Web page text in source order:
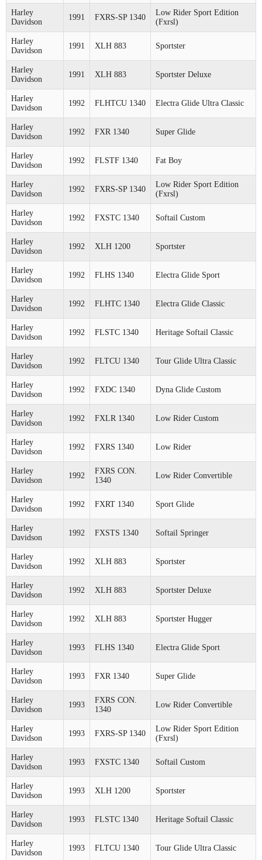
Harley
Davidson
1991 FXRS-SP 1340
Low Rider Sport Edition
(Fxrsl)
Harley
Davidson
1991 XLH 883 Sportster
Harley
Davidson
1991 XLH 883 Sportster Deluxe
Harley
Davidson
1992 FLHTCU 1340 Electra Glide Ultra Classic
Harley
Davidson
1992 FXR 1340 Super Glide
Harley
Davidson
1992 FLSTF 1340 Fat Boy
Harley
Davidson
1992 FXRS-SP 1340
Low Rider Sport Edition
(Fxrsl)
Harley
Davidson
1992 FXSTC 1340 Softail Custom
Harley
Davidson
1992 XLH 1200 Sportster
Harley
Davidson
1992 FLHS 1340 Electra Glide Sport
Harley
Davidson
1992 FLHTC 1340 Electra Glide Classic
Harley
Davidson
1992 FLSTC 1340 Heritage Softail Classic
Harley
Davidson
1992 FLTCU 1340 Tour Glide Ultra Classic
Harley
Davidson
1992 FXDC 1340 Dyna Glide Custom
Harley
Davidson
1992 FXLR 1340 Low Rider Custom
Harley
Davidson
1992 FXRS 1340 Low Rider
Harley
Davidson
1992
FXRS CON.
1340
Low Rider Convertible
Harley
Davidson
1992 FXRT 1340 Sport Glide
Harley
Davidson
1992 FXSTS 1340 Softail Springer
Harley
Davidson
1992 XLH 883 Sportster
Harley
Davidson
1992 XLH 883 Sportster Deluxe
Harley
Davidson
1992 XLH 883 Sportster Hugger
Harley
Davidson
1993 FLHS 1340 Electra Glide Sport
Harley
Davidson
1993 FXR 1340 Super Glide
Harley
Davidson
1993
FXRS CON.
1340
Low Rider Convertible
Harley
Davidson
1993 FXRS-SP 1340
Low Rider Sport Edition
(Fxrsl)
Harley
Davidson
1993 FXSTC 1340 Softail Custom
Harley
Davidson
1993 XLH 1200 Sportster
Harley
Davidson
1993 FLSTC 1340 Heritage Softail Classic
Harley
Davidson
1993 FLTCU 1340 Tour Glide Ultra Classic